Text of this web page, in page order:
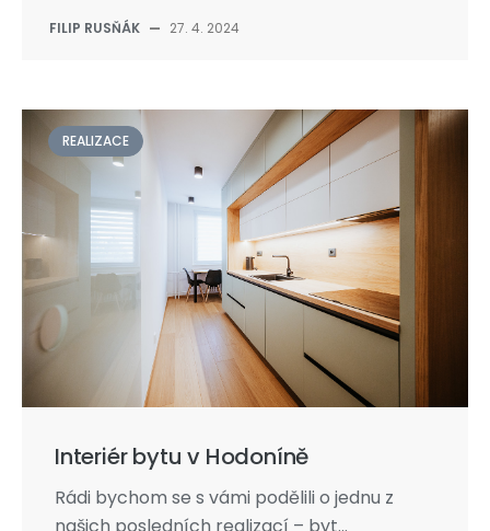
FILIP RUSŇÁK — 27. 4. 2024
REALIZACE
Interiér bytu v Hodoníně
Rádi bychom se s vámi podělili o jednu z